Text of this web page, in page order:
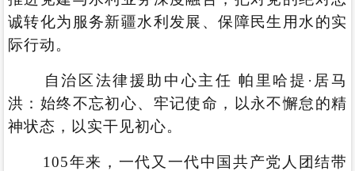
诚转化为服务新疆水利发展、保障民生用水的实
际行动。
自治区法律援助中心主任 帕里哈提·居马
洪：始终不忘初心、牢记使命，以永不懈怠的精
神状态，以实干见初心。
105年来，一代又一代中国共产党人团结带